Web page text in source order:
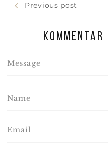
Previous post